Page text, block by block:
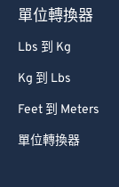
單位轉換器
Lbs 到 Kg
Kg 到 Lbs
Feet 到 Meters
單位轉換器